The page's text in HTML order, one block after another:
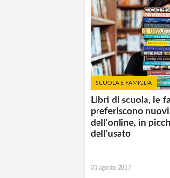
SCUOLA E FAMIGLIA
Libri di scuola, le
preferiscono
dell'online, in
dell'usato
31 agosto 2017